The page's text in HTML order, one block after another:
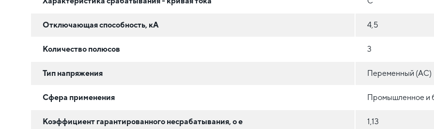
Отключающая способность, кА 4,5
Количество полюсов 3
Тип напряжения Переменный (AC)
Сфера применения Промышленное и
Коэффициент гарантированного несрабатывания, o e 1,13